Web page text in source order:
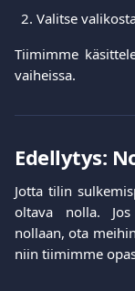
Valitse
Tiimimme
vaiheissa.
Edellytys:
Jotta tilin
oltava nolla.
nollaan, ota
niin tiimimme